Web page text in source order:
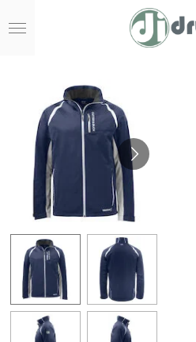
direct
hoofdinhoud